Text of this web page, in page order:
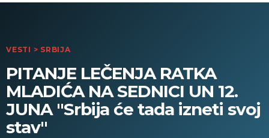
VESTI > SRBIJA
PITANJE LEČENJA RATKA
MLADIĆA NA SEDNICI UN 12.
JUNA "Srbija će tada izneti svoj
stav"